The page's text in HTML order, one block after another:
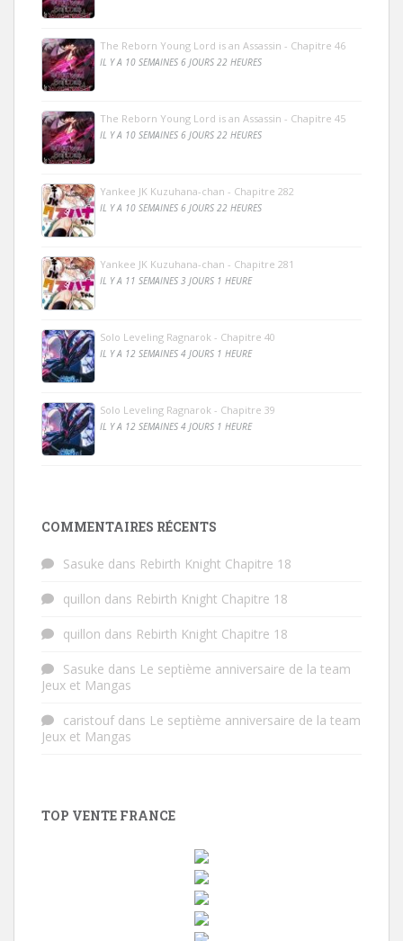
The Reborn Young Lord is an Assassin - Chapitre 46
IL Y A 10 SEMAINES 6 JOURS 22 HEURES
The Reborn Young Lord is an Assassin - Chapitre 45
IL Y A 10 SEMAINES 6 JOURS 22 HEURES
Yankee JK Kuzuhana-chan - Chapitre 282
IL Y A 10 SEMAINES 6 JOURS 22 HEURES
Yankee JK Kuzuhana-chan - Chapitre 281
IL Y A 11 SEMAINES 3 JOURS 1 HEURE
Solo Leveling Ragnarok - Chapitre 40
IL Y A 12 SEMAINES 4 JOURS 1 HEURE
Solo Leveling Ragnarok - Chapitre 39
IL Y A 12 SEMAINES 4 JOURS 1 HEURE
COMMENTAIRES RÉCENTS
Sasuke dans Rebirth Knight Chapitre 18
quillon dans Rebirth Knight Chapitre 18
quillon dans Rebirth Knight Chapitre 18
Sasuke dans Le septième anniversaire de la team
Jeux et Mangas
caristoufdans Le septième anniversaire de la team
Jeux et Mangas
TOP VENTE FRANCE